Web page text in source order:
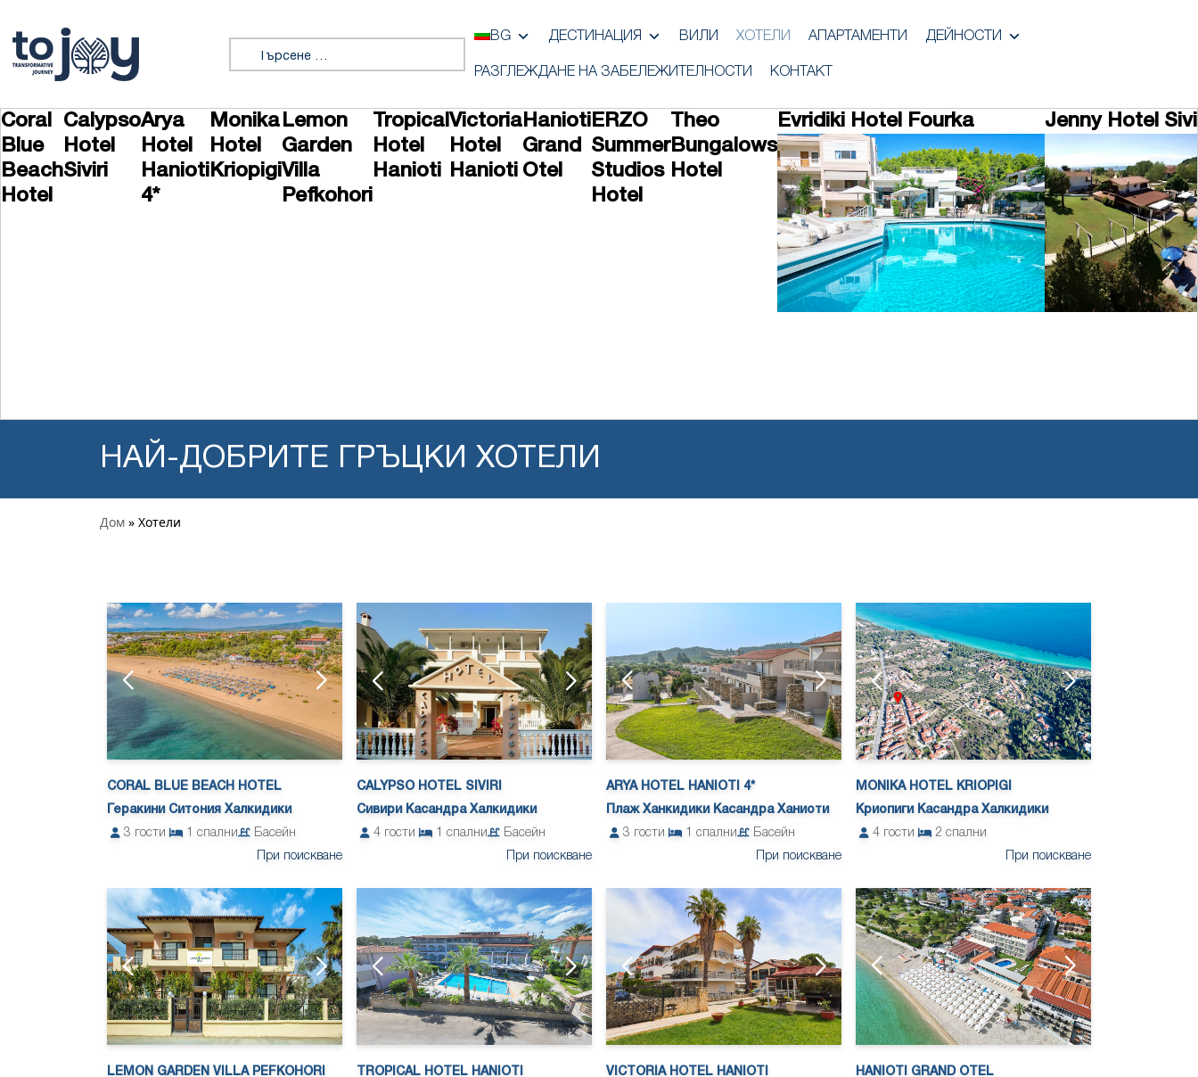
Търсене за:
BG ДЕСТИНАЦИЯ ВИЛИ ХОТЕЛИ АПАРТАМЕНТИ ДЕЙНОСТИ
РАЗГЛЕЖДАНЕ НА ЗАБЕЛЕЖИТЕЛНОСТИ КОНТАКТ
Coral
Blue
Beach
Hotel
Calypso
Hotel
Siviri
Arya
Hotel
Hanioti
4*
Monika
Hotel
Kriopigi
Lemon
Garden
Villa
Pefkohori
Tropical
Hotel
Hanioti
Victoria
Hotel
Hanioti
Hanioti
Grand
Otel
ERZO
Summer
Studios
Hotel
Theo
Bungalows
Hotel
Evridiki Hotel Fourka Jenny Hotel
НАЙ-ДОБРИТЕ ГРЪЦКИ ХОТЕЛИ
Дом » Хотели
CORAL BLUE BEACH HOTEL
Геракини Ситония Халкидики
3 гости 1 спални
Басейн
При поискване
CALYPSO HOTEL SIVIRI
Сивири Касандра Халкидики
4 гости спални
Басейн
При поискване
ARYA HOTEL HANIOTI 4*
Плаж Ханкидики Касандра Ханиоти
3 гости 1 спални
Басейн
При поискване
MONIKA HOTEL KRIOPIGI
Криопиги Касандра Халкидики
4 гости 2 спални
При поискване
LEMON GARDEN VILLA PEFKOHORI
TROPICAL HOTEL HANIOTI
VICTORIA HOTEL HANIOTI
HANIOTI GRAND OTEL